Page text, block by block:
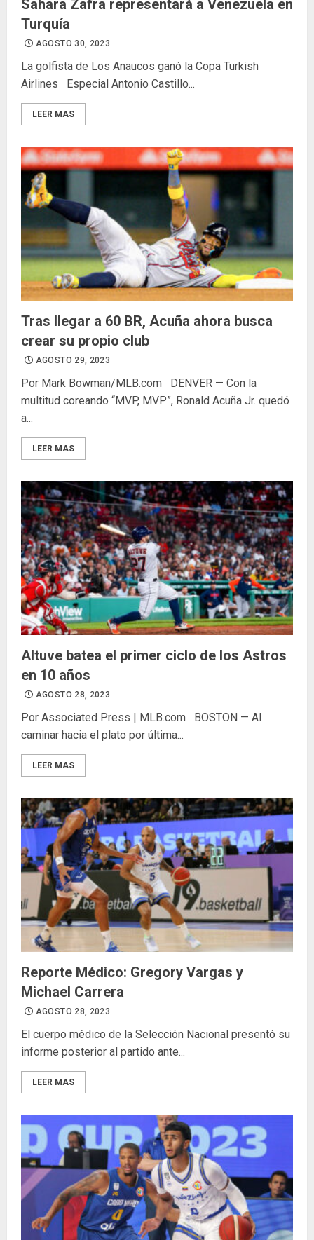
Sahara Zafra representará a Venezuela en
Turquía
AGOSTO 30, 2023
La golfista de Los Anaucos ganó la Copa Turkish
Airlines Especial Antonio Castillo...
LEER MAS
Tras llegar a 60 BR, Acuña ahora busca
crear su propio club
AGOSTO 29, 2023
Por Mark Bowman/MLB.com DENVER — Con la
multitud coreando “MVP, MVP”, Ronald Acuña Jr. quedó
a...
LEER MAS
Altuve batea el primer ciclo de los Astros
en 10 años
AGOSTO 28, 2023
Por Associated Press | MLB.com BOSTON — Al
caminar hacia el plato por última...
LEER MAS
Reporte Médico: Gregory Vargas y
Michael Carrera
AGOSTO 28, 2023
El cuerpo médico de la Selección Nacional presentó su
informe posterior al partido ante...
LEER MAS